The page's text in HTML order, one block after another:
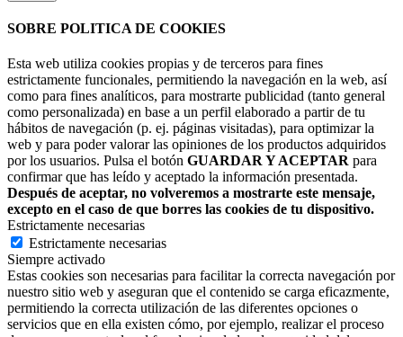
SOBRE POLITICA DE COOKIES
Esta web utiliza cookies propias y de terceros para fines
estrictamente funcionales, permitiendo la navegación en la web, así
como para fines analíticos, para mostrarte publicidad (tanto general
como personalizada) en base a un perfil elaborado a partir de tu
hábitos de navegación (p. ej. páginas visitadas), para optimizar la
web y para poder valorar las opiniones de los productos adquiridos
por los usuarios. Pulsa el botón GUARDAR Y ACEPTAR para
confirmar que has leído y aceptado la información presentada.
Después de aceptar, no volveremos a mostrarte este mensaje,
excepto en el caso de que borres las cookies de tu dispositivo.
Estrictamente necesarias
Estrictamente necesarias
Siempre activado
Estas cookies son necesarias para facilitar la correcta navegación por
nuestro sitio web y aseguran que el contenido se carga eficazmente,
permitiendo la correcta utilización de las diferentes opciones o
servicios que en ella existen cómo, por ejemplo, realizar el proceso